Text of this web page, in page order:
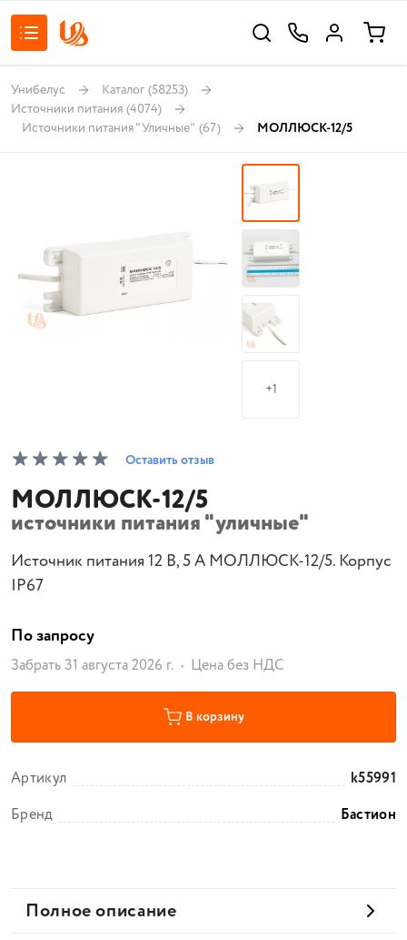
Унибелус Каталог (58253)
Источники питания (4074)
Источники питания "Уличные" (67) МОЛЛЮСК-12/5
+1
Оставить отзыв
МОЛЛЮСК-12/5
источники питания "уличные"
Источник питания 12 В, 5 А МОЛЛЮСК-12/5. Корпус
IP67
По запросу
Забрать 31 августа 2026 г. Цена без НДС
В корзину
Артикул
k55991
Бренд
Бастион
Полное описание